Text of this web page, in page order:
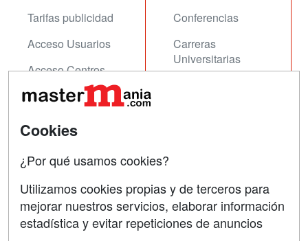
Tarifas publicidad
Acceso Usuarios
Acceso Centros
Conferencias
Carreras
Universitarias
Contactar
Copyleft
Cookies
¿Por qué usamos cookies?
Utilizamos cookies propias y de terceros para
mejorar nuestros servicios, elaborar información
estadística y evitar repeticiones de anuncios